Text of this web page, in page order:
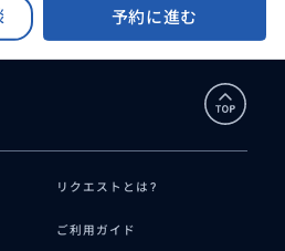
予約に進む
1日プラン相談&作成
リクエストとは?
ご利用ガイド